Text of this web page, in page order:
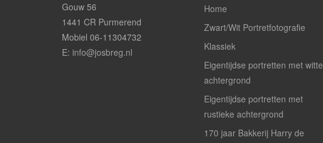
Gouw 56
1441 CR Purmerend
Mobiel 06-11304732
E: info@josbreg.nl
Home
Zwart/Wit Portretfotografie
Klassiek
Eigentijdse portretten met witte
achtergrond
Eigentijdse portretten met
rustieke achtergrond
170 jaar Bakkerij Harry de